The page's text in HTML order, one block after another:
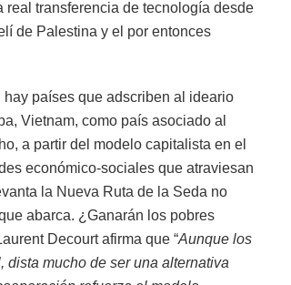
transferencia de tecnología desde
de Palestina y el por entonces
países que adscriben al ideario
Vietnam, como país asociado al
a partir del modelo capitalista en el
económico-sociales que atraviesan
la Nueva Ruta de la Seda no
abarca. ¿Ganarán los pobres
Decourt afirma que “Aunque los
mucho de ser una alternativa